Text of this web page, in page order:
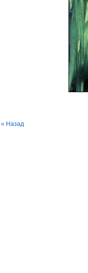
« Назад